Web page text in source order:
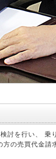
を行い、 乗
の売買代金請